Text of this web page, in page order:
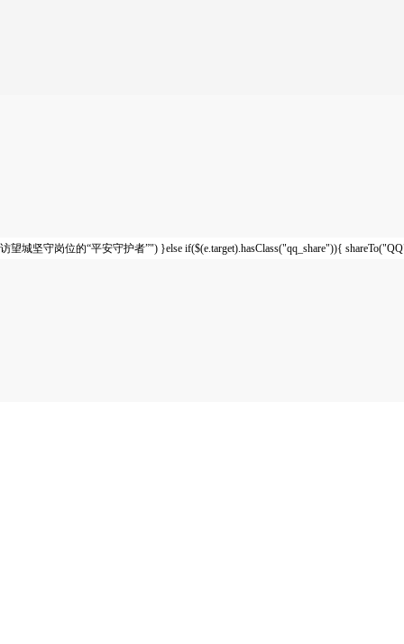
访望城坚守岗位的“平安守护者”") }else if($(e.target).hasClass("qq_share")){